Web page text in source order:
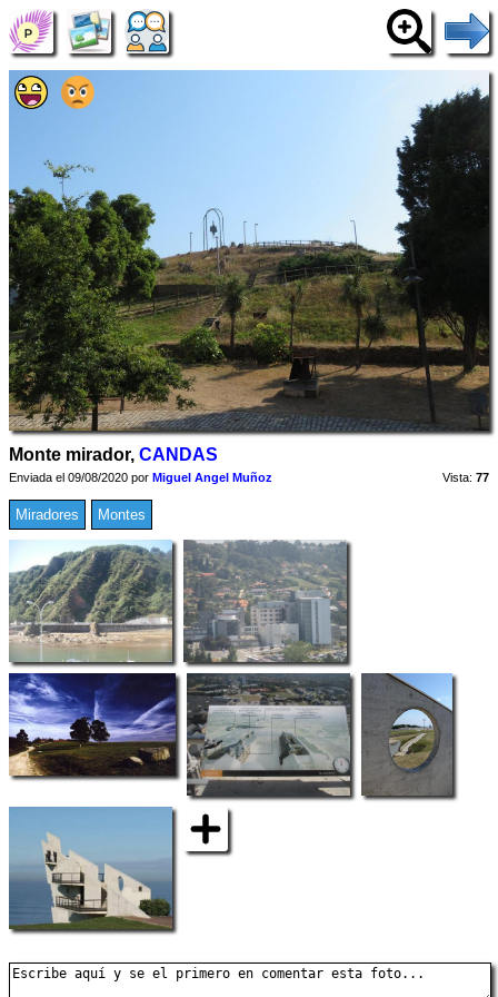
Monte mirador, CANDAS
Enviada el 09/08/2020 por Miguel Angel Muñoz Vista: 77
Miradores Montes